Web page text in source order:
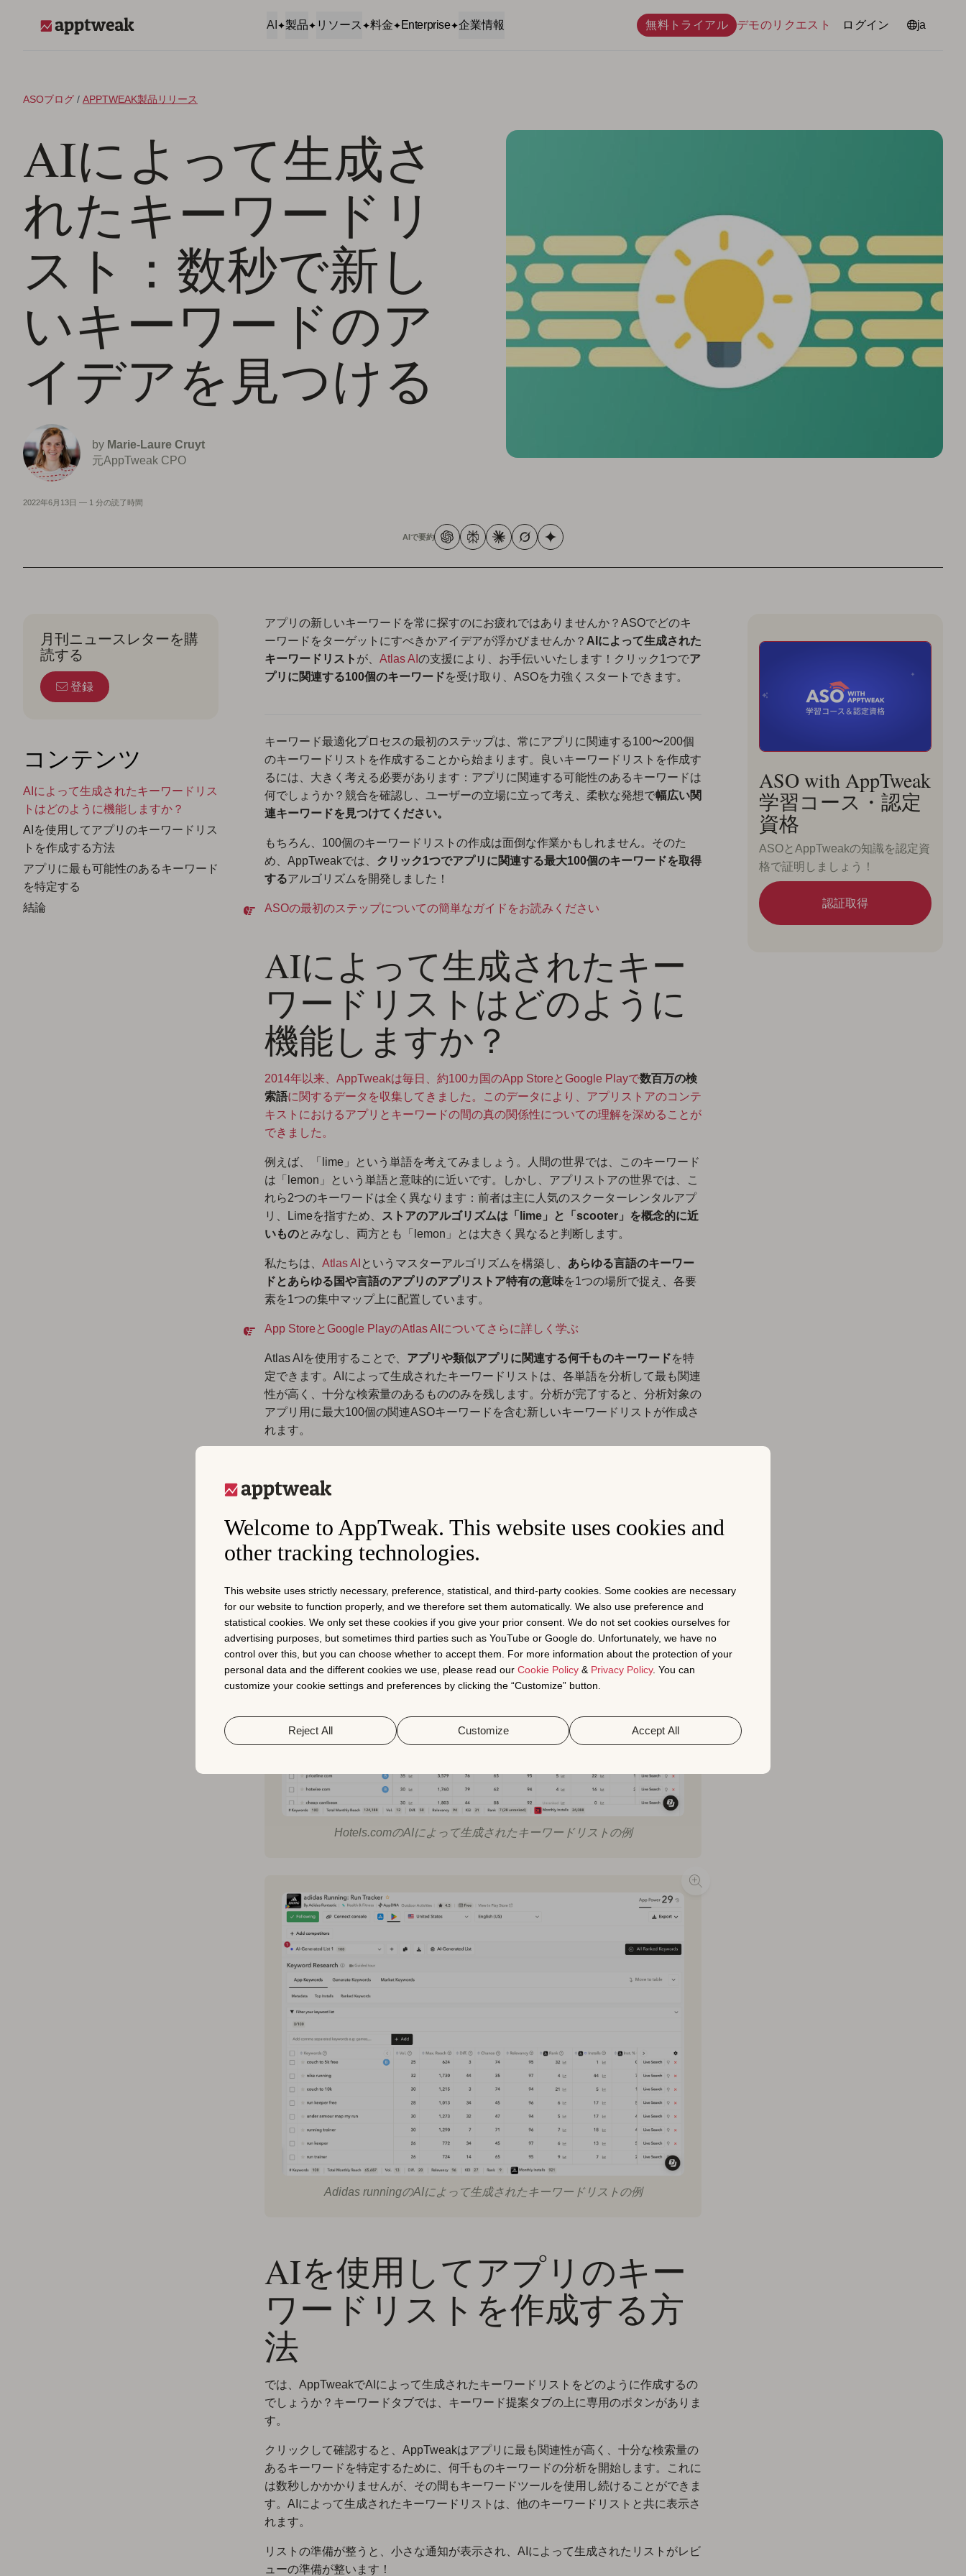
Welcome to AppTweak. This website uses cookies and
other tracking technologies.
This website uses strictly necessary, preference, statistical, and third-party cookies. Some cookies are necessary
for our website to function properly, and we therefore set them automatically. We also use preference and
statistical cookies. We only set these cookies if you give your prior consent. We do not set cookies ourselves for
advertising purposes, but sometimes third parties such as YouTube or Google do. Unfortunately, we have no
control over this, but you can choose whether to accept them. For more information about the protection of your
personal data and the different cookies we use, please read our Cookie Policy & Privacy Policy. You can
customize your cookie settings and preferences by clicking the “Customize” button.
Reject All Customize Accept All
AI 製品 リソース 料金 Enterprise 企業情報 無料トライアル デモのリクエスト ログイン 言語
ja
ASOブログ / APPTWEAK製品リリース
AIによって生成さ
れたキーワードリ
スト：数秒で新し
いキーワードのア
イデアを見つける
by Marie-Laure Cruyt
元AppTweak CPO
2022年6月13日 — 1 分の読了時間
AIで要約
月刊ニュースレターを購
読する
登録
コンテンツ
AIによって生成されたキーワードリス
トはどのように機能しますか？
AIを使用してアプリのキーワードリス
トを作成する方法
アプリに最も可能性のあるキーワード
を特定する
結論
アプリの新しいキーワードを常に探すのにお疲れではありませんか？ASOでどのキ
ーワードをターゲットにすべきかアイデアが浮かびませんか？ AIによって生成された
キーワードリスト が、 Atlas AI の支援により、お手伝いいたします！クリック1つでア
プリに関連する100個のキーワードを受け取り、ASOを力強くスタートできます。
キーワード最適化プロセスの最初のステップは、常にアプリに関連する100〜200個
のキーワードリストを作成することから始まります。良いキーワードリストを作成す
るには、大きく考える必要があります：アプリに関連する可能性のあるキーワードは
何でしょうか？競合を確認し、ユーザーの立場に立って考え、柔軟な発想で幅広い関
連キーワードを見つけてください。
もちろん、100個のキーワードリストの作成は面倒な作業かもしれません。そのた
め、AppTweakでは、 クリック1つでアプリに関連する最大100個のキーワードを取得
するアルゴリズムを開発しました！
ASOの最初のステップについての簡単なガイドをお読みください
AIによって生成されたキー
ワードリストはどのように
機能しますか？
2014年以来、AppTweakは毎日、約100カ国のApp StoreとGoogle Playで数百万の検
索語に関するデータを収集してきました。このデータにより、アプリストアのコンテ
キストにおけるアプリとキーワードの間の真の関係性についての理解を深めることが
できました。
例えば、「lime」という単語を考えてみましょう。人間の世界では、このキーワード
は「lemon」という単語と意味的に近いです。しかし、アプリストアの世界では、こ
れら2つのキーワードは全く異なります：前者は主に人気のスクーターレンタルアプ
リ、Limeを指すため、
ストアのアルゴリズムは「lime」と「scooter」を概念的に近
いものとみなし、両方とも「lemon」とは大きく異なると判断します。
私たちは、 Atlas AI というマスターアルゴリズムを構築し、 あらゆる言語のキーワー
ドとあらゆる国や言語のアプリのアプリストア特有の意味を1つの場所で捉え、各要
素を1つの集中マップ上に配置しています。
App StoreとGoogle PlayのAtlas AIについてさらに詳しく学ぶ
Atlas AIを使用することで、 アプリや類似アプリに関連する何千ものキーワードを特
定できます。AIによって生成されたキーワードリストは、各単語を分析して最も関連
性が高く、十分な検索量のあるもののみを残します。分析が完了すると、分析対象の
アプリ用に最大100個の関連ASOキーワードを含む新しいキーワードリストが作成さ
れます。
るAIによって生成されたキーワードリストの2つの例です。完全なリストの一部のみ
を表示しています。
Hotels.comのAIによって生成されたキーワードリストの例
Adidas runningのAIによって生成されたキーワードリストの例
AIを使用してアプリのキー
ワードリストを作成する方
法
では、AppTweakでAIによって生成されたキーワードリストをどのように作成するの
でしょうか？キーワードタブでは、キーワード提案タブの上に専用のボタンがありま
す。
クリックして確認すると、AppTweakはアプリに最も関連性が高く、十分な検索量の
あるキーワードを特定するために、何千ものキーワードの分析を開始します。これに
は数秒しかかかりませんが、その間もキーワードツールを使用し続けることができま
す。AIによって生成されたキーワードリストは、他のキーワードリストと共に表示さ
れます。
リストの準備が整うと、小さな通知が表示され、AIによって生成されたリストがレビ
ューの準備が整います！
ASO with AppTweak
学習コース・認定
資格
ASOとAppTweakの知識を認定資
格で証明しましょう！
認証取得